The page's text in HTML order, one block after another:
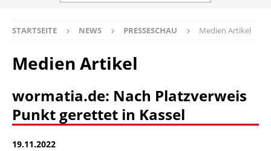
STARTSEITE NEWS PRESSESCHAU Medien Artikel
Medien Artikel
wormatia.de: Nach Platzverweis
Punkt gerettet in Kassel
19.11.2022